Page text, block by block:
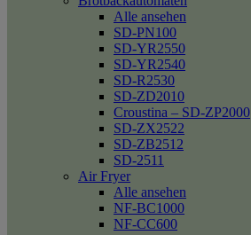
Alle ansehen
SD-PN100
SD-YR2550
SD-YR2540
SD-R2530
SD-ZD2010
Croustina – SD-ZP2000
SD-ZX2522
SD-ZB2512
SD-2511
Air Fryer
Alle ansehen
NF-BC1000
NF-CC600